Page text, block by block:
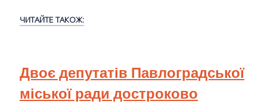
ЧИТАЙТЕ ТАКОЖ:
Двоє депутатів Павлоградської
міської ради достроково